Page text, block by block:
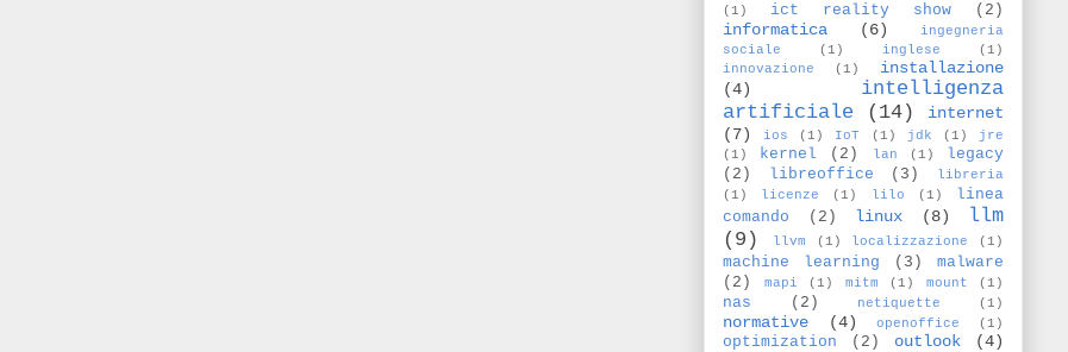
(1)
ict reality show (2)
informatica (6)
ingegneria
sociale
(1) inglese
(1)
innovazione
(1)
installazione
(4)
intelligenza
artificiale
(14)
internet
(7)
ios (1) IoT (1) jdk (1)
jre
(1)
kernel (2) lan (1)
legacy
(2)
libreoffice (3)
libreria
(1)
licenze (1) lilo (1)
linea
comando
(2) linux (8)
llm
(9)
llvm (1) localizzazione (1)
machine learning (3)
malware
(2)
mapi (1) mitm (1) mount (1)
nas (2) netiquette (1)
normative (4) openoffice (1)
optimization (2) outlook (4)